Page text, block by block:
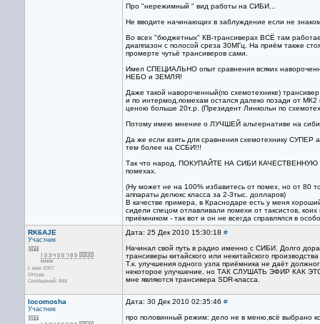
Про "нережимный " вид работы на СИБИ...
Не вводите начинающих в заблуждение если не
Во всех "бюджетных" КВ-трансиверах ВСЁ там
диаппазон с полосой среза 30МГц. На приём также
промерте чутьё трансиверов сами.
Имел СПЕЦИАЛЬНО опыт сравнения всяких
НЕБО и ЗЕМЛЯ!
Даже такой навороченный(по схемотехнике)
и по интермод.помехам остался далеко позади от МК2
ценою больше 20т.р. (Президент Линкольн по
Потому имею мнение о ЛУЧШЕЙ альтернативе на
Да же если взять для сравнения схемотехнику
тем более на ССБИ!!!
Так что народ, ПОКУПАЙТЕ НА СИБИ КАЧЕСТВЕННУЮ
помехах.
(Ну может не на 100% избавитесь от помех, но от 80
аппараты делюкс класса за 2-3тыс. долларов)
В качестве примера, в Краснодаре есть у меня
сидели спецом отлавливали помехи от таксистов,
приёмником - так вот и он не всегда справлялся в
RK6AJE
Участник
с мая 2007
Оттуда
Сообщений: 848
Дата: 25 Дек 2010 15:30:18 #
Начинал свой путь в радио именно с СИБИ. Долго
трансиверы китайского или некитайского
Т.к. улучшения одного узла приёмника не даёт
некоторое улучшение, но ТАК СЛУШАТЬ ЭФИР КАК
мне являются трансивера SDR-класса.
locomosha
Участник
Дата: 30 Дек 2010 02:35:46 #
про половинный режим: дело не в меню,всё выбрано